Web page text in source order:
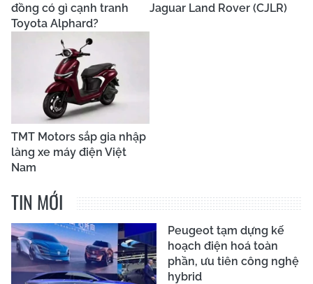
đồng có gì cạnh tranh
Toyota Alphard?
Jaguar Land Rover (CJLR)
TMT Motors sắp gia nhập
làng xe máy điện Việt
Nam
TIN MỚI
Peugeot tạm dựng kế
hoạch điện hoá toàn
phần, ưu tiên công nghệ
hybrid